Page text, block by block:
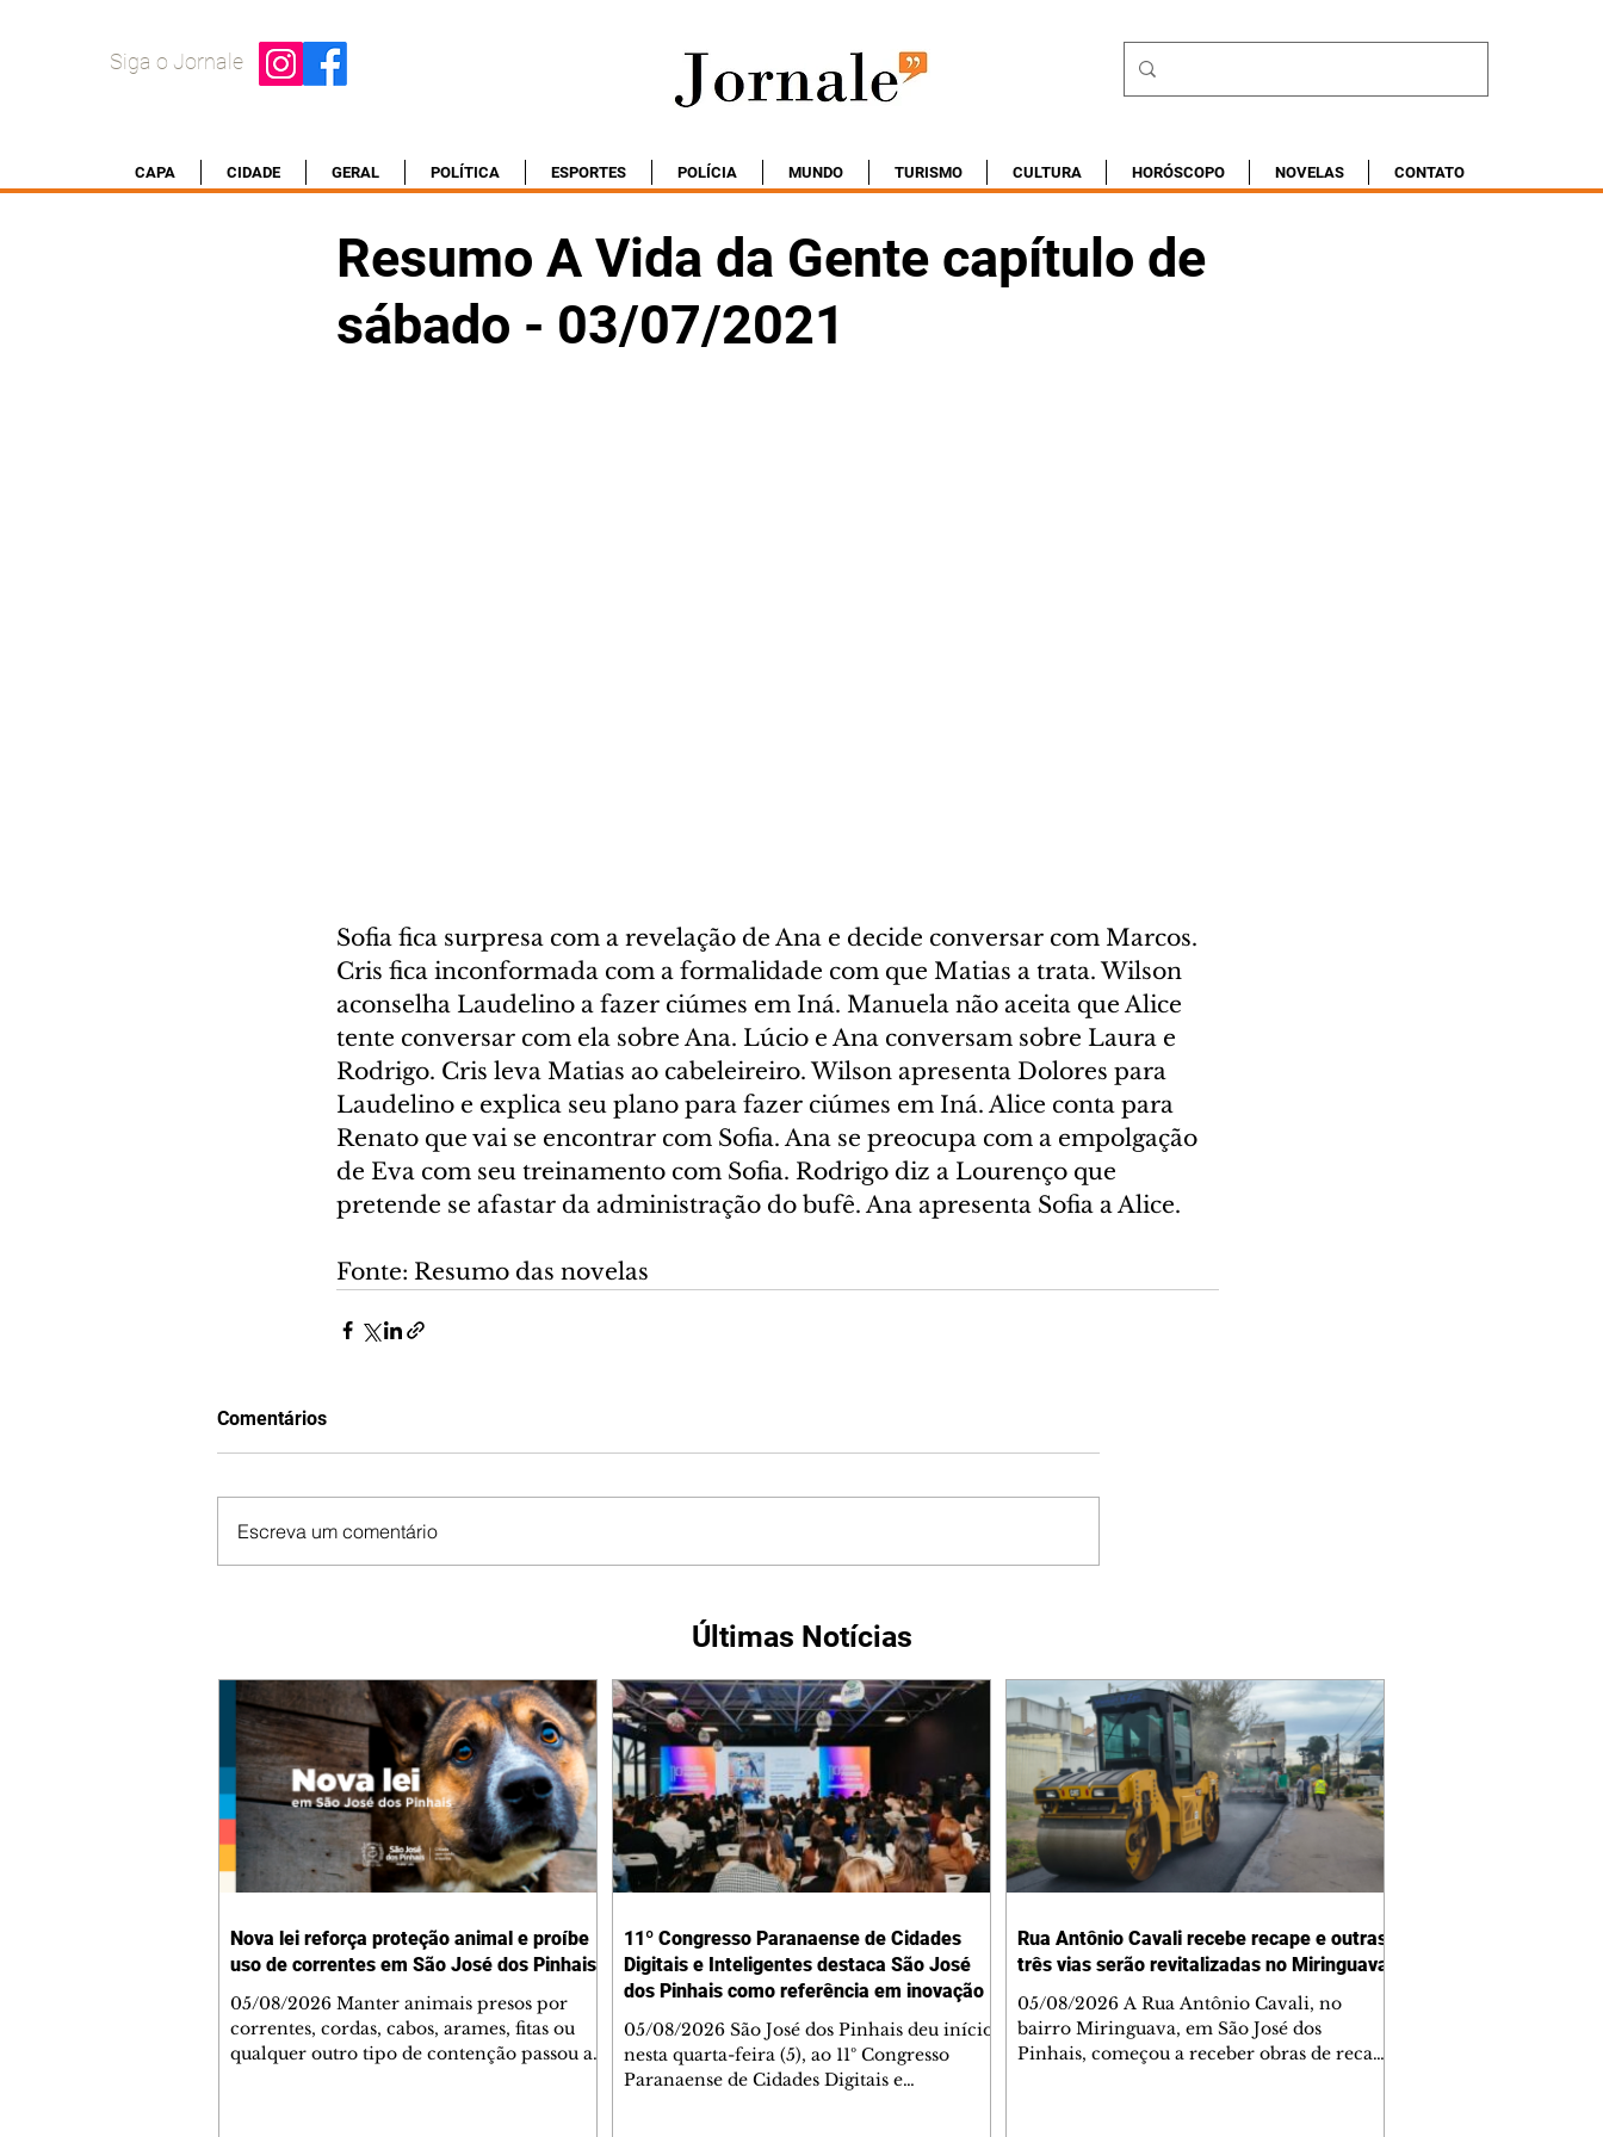
Siga o Jornale
CAPA CIDADE GERAL POLÍTICA ESPORTES POLÍCIA MUNDO TURISMO CULTURA HORÓSCOPO NOVELAS CONTATO
Resumo A Vida da Gente capítulo de
sábado - 03/07/2021
Sofia fica surpresa com a revelação de Ana e decide conversar com Marcos.
Cris fica inconformada com a formalidade com que Matias a trata. Wilson
aconselha Laudelino a fazer ciúmes em Iná. Manuela não aceita que Alice
tente conversar com ela sobre Ana. Lúcio e Ana conversam sobre Laura e
Rodrigo. Cris leva Matias ao cabeleireiro. Wilson apresenta Dolores para
Laudelino e explica seu plano para fazer ciúmes em Iná. Alice conta para
Renato que vai se encontrar com Sofia. Ana se preocupa com a empolgação
de Eva com seu treinamento com Sofia. Rodrigo diz a Lourenço que
pretende se afastar da administração do bufê. Ana apresenta Sofia a Alice.
Fonte: Resumo das novelas
Comentários
Escreva um comentário
Últimas Notícias
Nova lei reforça proteção animal e proíbe
uso de correntes em São José dos Pinhais
05/08/2026 Manter animais presos por
correntes, cordas, cabos, arames, fitas ou
qualquer outro tipo de contenção passou a
11º Congresso Paranaense de Cidades
Digitais e Inteligentes destaca São José
dos Pinhais como referência em inovação
05/08/2026 São José dos Pinhais deu início,
nesta quarta-feira (5), ao 11º Congresso
Paranaense de Cidades Digitais e
Rua Antônio Cavali recebe recape e outras
três vias serão revitalizadas no Miringuava
05/08/2026 A Rua Antônio Cavali, no
bairro Miringuava, em São José dos
Pinhais, começou a receber obras de recape